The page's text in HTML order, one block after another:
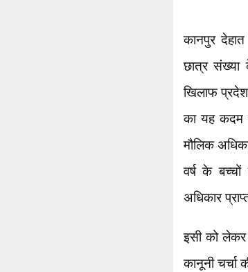
कानपुर
छात्र
खिलाफ प्रदेश
का यह कदम
मौलिक
वर्ष के बच्चों
अधिकार
इसी को लेकर
कानूनी चर्चा